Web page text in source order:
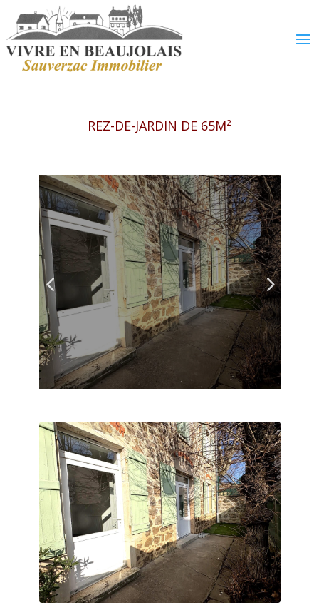
REZ-DE-JARDIN DE 65M²